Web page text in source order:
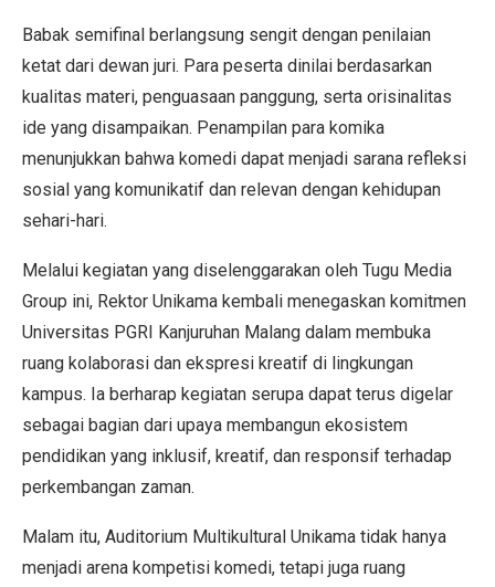
Babak semifinal berlangsung sengit dengan penilaian
ketat dari dewan juri. Para peserta dinilai berdasarkan
kualitas materi, penguasaan panggung, serta orisinalitas
ide yang disampaikan. Penampilan para komika
menunjukkan bahwa komedi dapat menjadi sarana refleksi
sosial yang komunikatif dan relevan dengan kehidupan
sehari-hari.
Melalui kegiatan yang diselenggarakan oleh Tugu Media
Group ini, Rektor Unikama kembali menegaskan komitmen
Universitas PGRI Kanjuruhan Malang dalam membuka
ruang kolaborasi dan ekspresi kreatif di lingkungan
kampus. Ia berharap kegiatan serupa dapat terus digelar
sebagai bagian dari upaya membangun ekosistem
pendidikan yang inklusif, kreatif, dan responsif terhadap
perkembangan zaman.
Malam itu, Auditorium Multikultural Unikama tidak hanya
menjadi arena kompetisi komedi, tetapi juga ruang